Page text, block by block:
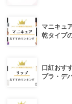
マニキュ
乾タイプ
口紅おす
プラ・デ